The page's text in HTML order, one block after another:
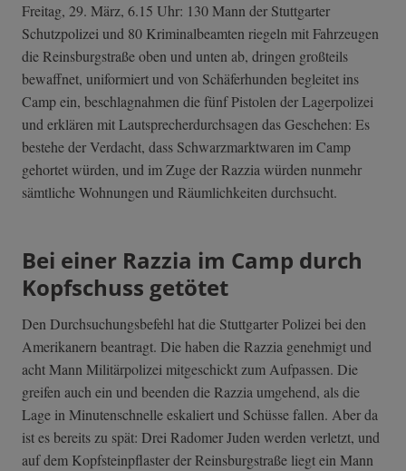
Freitag, 29. März, 6.15 Uhr: 130 Mann der Stuttgarter
Schutzpolizei und 80 Kriminalbeamten riegeln mit Fahrzeugen
die Reinsburgstraße oben und unten ab, dringen großteils
bewaffnet, uniformiert und von Schäferhunden begleitet ins
Camp ein, beschlagnahmen die fünf Pistolen der Lagerpolizei
und erklären mit Lautsprecherdurchsagen das Geschehen: Es
bestehe der Verdacht, dass Schwarzmarktwaren im Camp
gehortet würden, und im Zuge der Razzia würden nunmehr
sämtliche Wohnungen und Räumlichkeiten durchsucht.
Bei einer Razzia im Camp durch
Kopfschuss getötet
Den Durchsuchungsbefehl hat die Stuttgarter Polizei bei den
Amerikanern beantragt. Die haben die Razzia genehmigt und
acht Mann Militärpolizei mitgeschickt zum Aufpassen. Die
greifen auch ein und beenden die Razzia umgehend, als die
Lage in Minutenschnelle eskaliert und Schüsse fallen. Aber da
ist es bereits zu spät: Drei Radomer Juden werden verletzt, und
auf dem Kopfsteinpflaster der Reinsburgstraße liegt ein Mann